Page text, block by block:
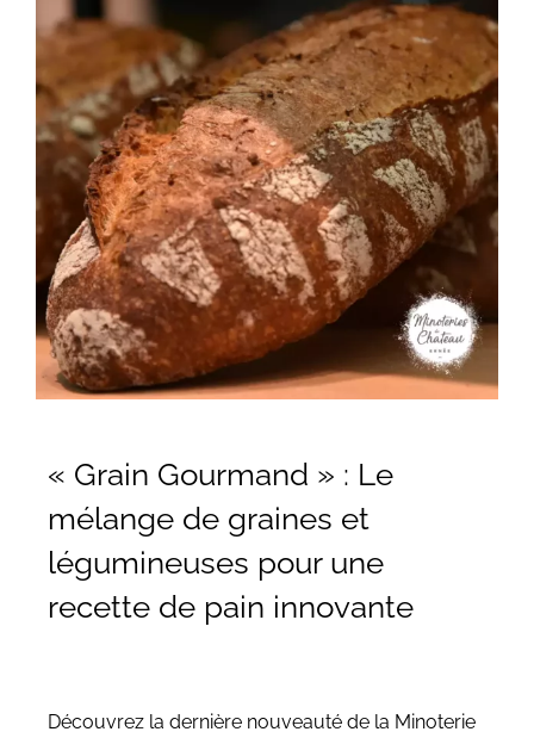
« Grain Gourmand » : Le
mélange de graines et
légumineuses pour une
recette de pain innovante
Découvrez la dernière nouveauté de la Minoterie